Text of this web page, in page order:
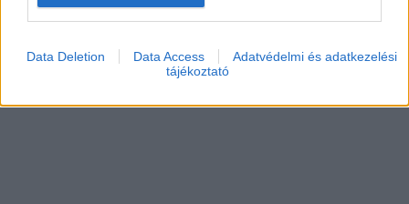
Data Deletion Data Access
Adatvédelmi és adatkezelési
tájékoztató